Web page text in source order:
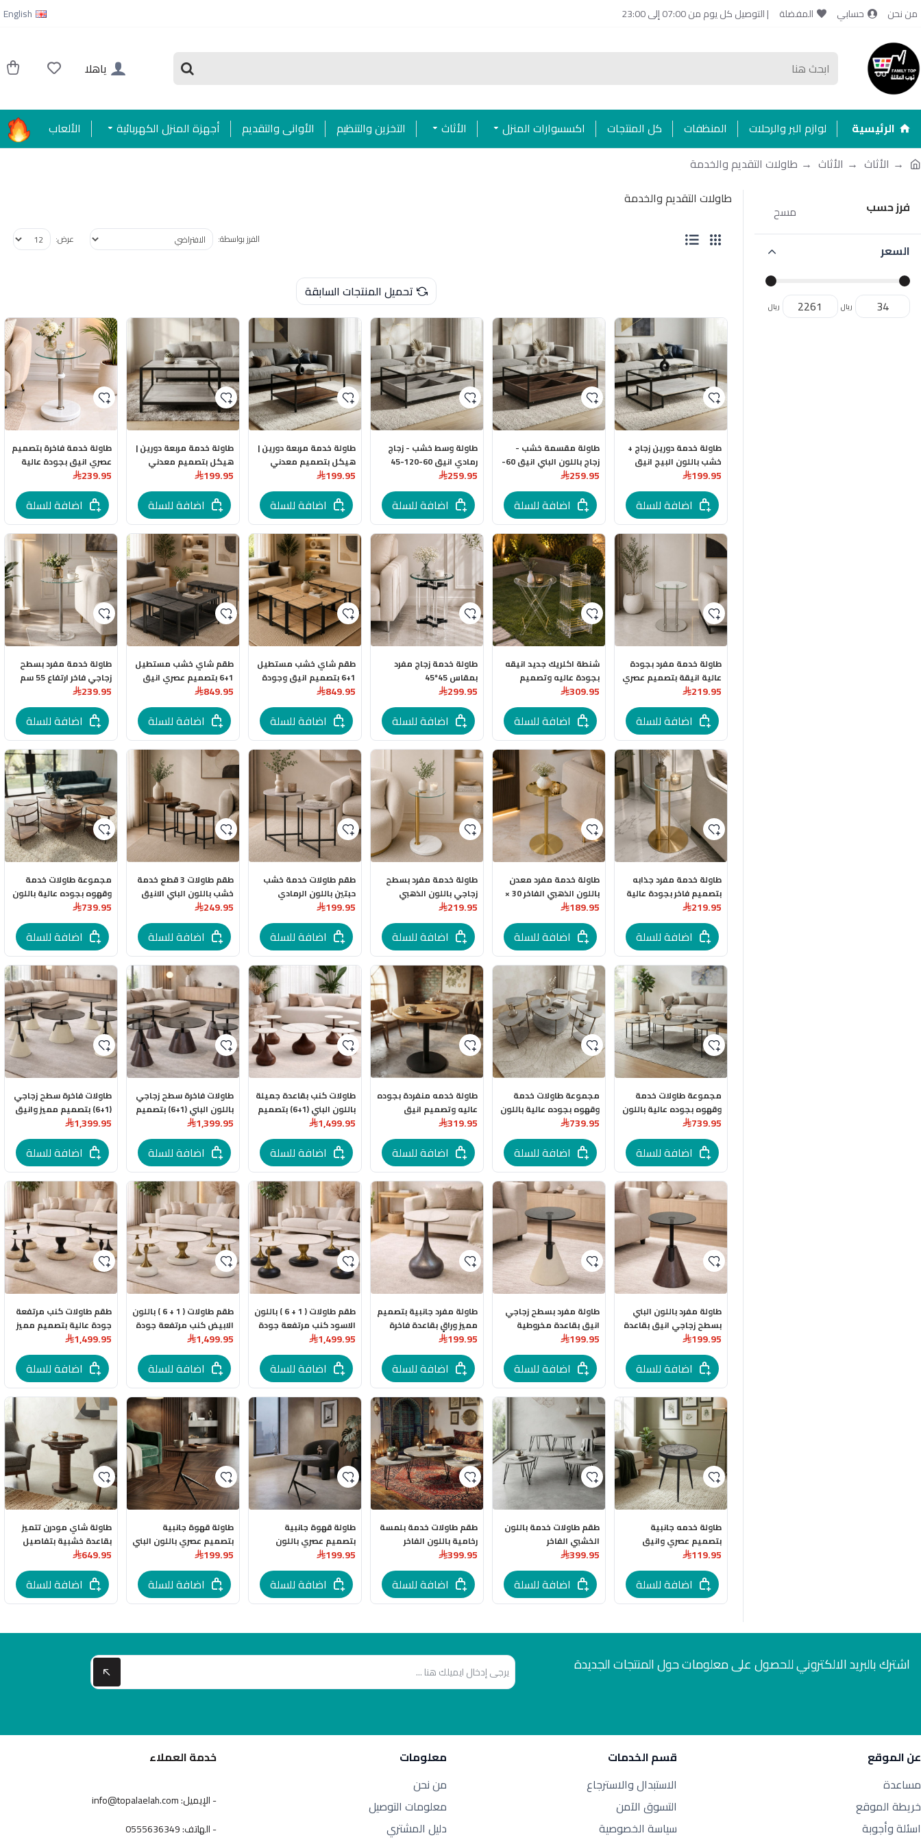
من نحن حسابي المفضلة | التوصيل كل يوم من 07:00 إلى 23:00 English
ياهلا
الرئيسية لوازم البر والرحلات المنظفات كل المنتجات اكسسوارات المنزل الأثاث التخزين والتنظيم الأواني والتقديم أجهزة المنزل الكهربائية
الألعاب
الأثاث
الأثاث طاولات التقديم والخدمة
فرز حسب
مسح
السعر
ريال ريال
طاولات التقديم والخدمة
الفرز بواسطة: عرض:
تحميل المنتجات السابقة
طاولة خدمة دورين زجاج +
خشب باللون البيج انيق
60-120-45 سم
199.95
اضافة للسلة
طاولة مقسمة خشب -
زجاج باللون البني انيق 60-
120-45 سم
259.95
اضافة للسلة
طاولة وسط خشب - زجاج
رمادي انيق 60-120-45
سم
259.95
اضافة للسلة
طاولة خدمة مربعة دورين |
هيكل بتصميم معدني
اسود باللون البني
199.95
اضافة للسلة
طاولة خدمة مربعة دورين |
هيكل بتصميم معدني
اسود بعدة اللوان
199.95
اضافة للسلة
طاولة خدمة فاخرة بتصميم
عصري انيق بجودة عالية
239.95
اضافة للسلة
طاولة خدمة مفرد بجودة
عالية انيقة بتصميم عصري
انيق
219.95
اضافة للسلة
شنطة اكلريك جديد انيقه
بجودة عاليه وتصميم
عصري انيق
309.95
اضافة للسلة
طاولة خدمة زجاج مفرد
بمقاس 45*45
299.95
اضافة للسلة
طقم شاي خشب مستطيل
1+6 بتصميم انيق وجودة
عالية
849.95
اضافة للسلة
طقم شاي خشب مستطيل
1+6 بتصميم عصري انيق
وجودة عالية
849.95
اضافة للسلة
طاولة خدمة مفرد بسطح
زجاجي فاخر ارتفاع 55 سم
239.95
اضافة للسلة
طاولة خدمة مفرد جذابه
بتصميم فاخر بجودة عالية
219.95
اضافة للسلة
طاولة خدمة مفرد معدن
باللون الذهبي الفاخر 30 ×
30 × 55 سم
189.95
اضافة للسلة
طاولة خدمة مفرد بسطح
زجاجي باللون الذهبي
219.95
اضافة للسلة
طقم طاولات خدمة خشب
حبتين باللون الرمادي
199.95
اضافة للسلة
طقم طاولات 3 قطع خدمة
خشب باللون البني الانيق
249.95
اضافة للسلة
مجموعة طاولات خدمة
وقهوه بجوده عالية باللون
البني
739.95
اضافة للسلة
مجموعة طاولات خدمة
وقهوه بجوده عالية باللون
الخشبي
739.95
اضافة للسلة
مجموعة طاولات خدمة
وقهوه بجوده عالية باللون
الفاخر
739.95
اضافة للسلة
طاولة خدمه منفردة بجوده
عاليه وتصميم انيق
319.95
اضافة للسلة
طاولات كنب بقاعدة جميلة
باللون البني (1+6) بتصميم
مميز وانيق
1,499.95
اضافة للسلة
طاولات فاخرة سطح زجاجي
باللون البني (1+6) بتصميم
مميز وانيق
1,399.95
اضافة للسلة
طاولات فاخرة سطح زجاجي
(1+6) بتصميم مميز وانيق
1,399.95
اضافة للسلة
طاولة مفرد باللون البني
بسطح زجاجي انيق بقاعدة
مخروطية مميزة
199.95
اضافة للسلة
طاولة مفرد بسطح زجاجي
انيق بقاعدة مخروطية
مميزة
199.95
اضافة للسلة
طاولة مفرد جانبية بتصميم
مميز وراقٍ بقاعدة فاخرة
199.95
اضافة للسلة
طقم طاولات ( 1 + 6 ) باللون
الاسود كنب مرتفعة جودة
عالية بتصميم مميز وانيق
بقواعد جميلة
1,499.95
اضافة للسلة
طقم طاولات ( 1 + 6 ) باللون
الابيض كنب مرتفعة جودة
عالية بتصميم مميز وانيق
بقواعد جميلة
1,499.95
اضافة للسلة
طقم طاولات كنب مرتفعة
جودة عالية بتصميم مميز
وانيق بقواعد جميلة
1,499.95
اضافة للسلة
طاولة خدمه جانبية
بتصميم عصري وانيق
باللون الفاخر
119.95
اضافة للسلة
طقم طاولات خدمة باللون
الخشبي الفاخر
399.95
اضافة للسلة
طقم طاولات خدمة بلمسة
رخامية باللون الفاخر
399.95
اضافة للسلة
طاولة قهوة جانبية
بتصميم عصري باللون
الفاخر
199.95
اضافة للسلة
طاولة قهوة جانبية
بتصميم عصري باللون البني
199.95
اضافة للسلة
طاولة شاي مودرن تتميز
بقاعدة خشبية بتفاصيل
انسيابية وسطح مميز
باللون البني
649.95
اضافة للسلة
اشترك بالبريد الالكتروني للحصول على معلومات حول المنتجات الجديدة
عن الموقع
مساعدة
خريطة الموقع
اسئلة وأجوبة
قسم الخدمات
الاستبدال والاسترجاع
التسوق الآمن
سياسة الخصوصية
معلومات
من نحن
معلومات التوصيل
دليل المشتري
خدمة العملاء
- الإيميل: info@topalaelah.com
- الهاتف: 0555636349